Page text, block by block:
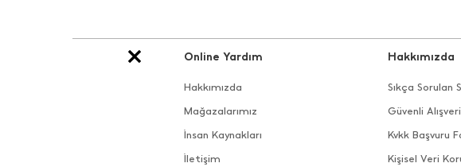
Online Yardım
Hakkımızda
Mağazalarımız
İnsan Kaynakları
İletişim
Hakkımızda
Sıkça Sorulan
Güvenli
Kvkk Başvuru
Kişisel Veri